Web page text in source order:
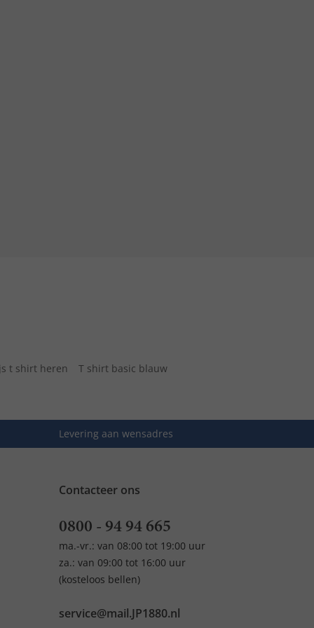
t shirt heren
T shirt basic blauw
Levering aan wensadres
Contacteer ons
0800 - 94 94 665
ma.-vr.: van 08:00 tot 19:00 uur
za.: van 09:00 tot 16:00 uur
(kosteloos bellen)
service@mail.JP1880.nl